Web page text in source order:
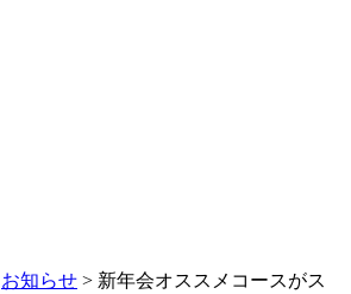
お知らせ > 新年会オススメコースがス